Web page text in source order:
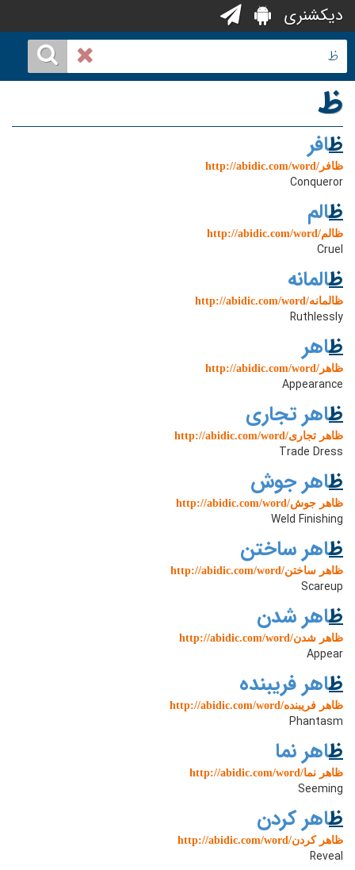
دیکشنری
ظ
ظافر
http://abidic.com/word/ظافر
Conqueror
ظالم
http://abidic.com/word/ظالم
Cruel
ظالمانه
http://abidic.com/word/ظالمانه
Ruthlessly
ظاهر
http://abidic.com/word/ظاهر
Appearance
ظاهر تجاری
http://abidic.com/word/ظاهر تجاری
Trade Dress
ظاهر جوش
http://abidic.com/word/ظاهر جوش
Weld Finishing
ظاهر ساختن
http://abidic.com/word/ظاهر ساختن
Scareup
ظاهر شدن
http://abidic.com/word/ظاهر شدن
Appear
ظاهر فریبنده
http://abidic.com/word/ظاهر فریبنده
Phantasm
ظاهر نما
http://abidic.com/word/ظاهر نما
Seeming
ظاهر کردن
http://abidic.com/word/ظاهر کردن
Reveal